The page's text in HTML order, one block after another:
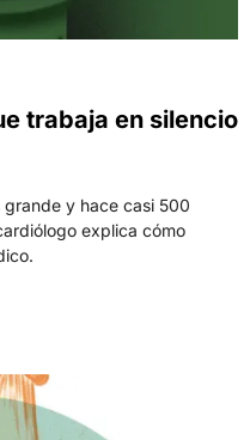
trabaja en silencio
grande y hace casi 500
explica cómo